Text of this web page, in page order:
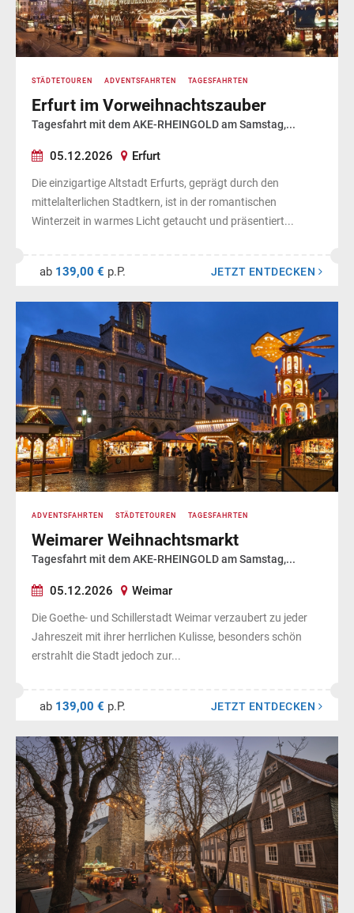
STÄDTETOUREN ADVENTSFAHRTEN TAGESFAHRTEN
Erfurt im Vorweihnachtszauber
Tagesfahrt mit dem AKE-RHEINGOLD am Samstag,...
05.12.2026 Erfurt
Die einzigartige Altstadt Erfurts, geprägt durch den
mittelalterlichen Stadtkern, ist in der romantischen
Winterzeit in warmes Licht getaucht und präsentiert...
ab 139,00 € p.P. JETZT ENTDECKEN
ADVENTSFAHRTEN STÄDTETOUREN TAGESFAHRTEN
Weimarer Weihnachtsmarkt
Tagesfahrt mit dem AKE-RHEINGOLD am Samstag,...
05.12.2026 Weimar
Die Goethe- und Schillerstadt Weimar verzaubert zu jeder
Jahreszeit mit ihrer herrlichen Kulisse, besonders schön
erstrahlt die Stadt jedoch zur...
ab 139,00 € p.P. JETZT ENTDECKEN